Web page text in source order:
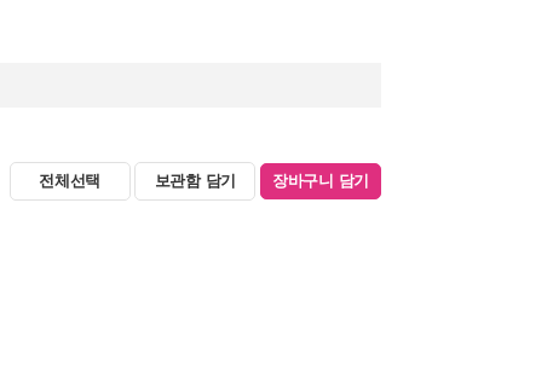
전체선택 보관함 담기 장바구니 담기